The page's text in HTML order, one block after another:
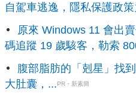
自駕車逃逸，隱私保護政
原來 Windows 11 會出
碼追蹤 19 歲駭客，勒索
腹部脂肪的「剋星」找
大肚囊，...PR・新素簡